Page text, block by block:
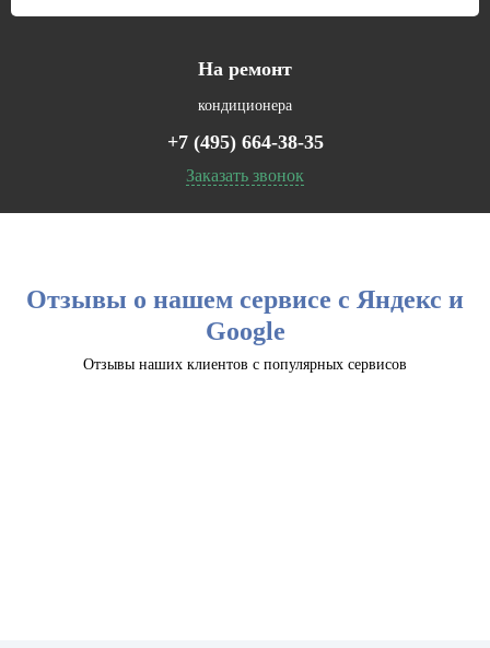
На ремонт
кондиционера
+7 (495) 664-38-35
Заказать звонок
Отзывы о нашем сервисе с Яндекс и
Google
Отзывы наших клиентов с популярных сервисов